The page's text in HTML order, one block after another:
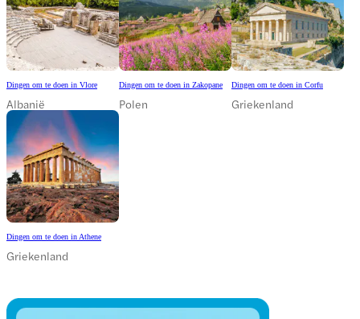
Dingen om te doen in Vlore
Albanië
Dingen om te doen in Zakopane
Polen
Dingen om te doen in Corfu
Griekenland
Dingen om te doen in Athene
Griekenland